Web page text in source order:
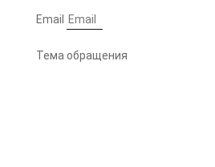
Email
Тема обращения